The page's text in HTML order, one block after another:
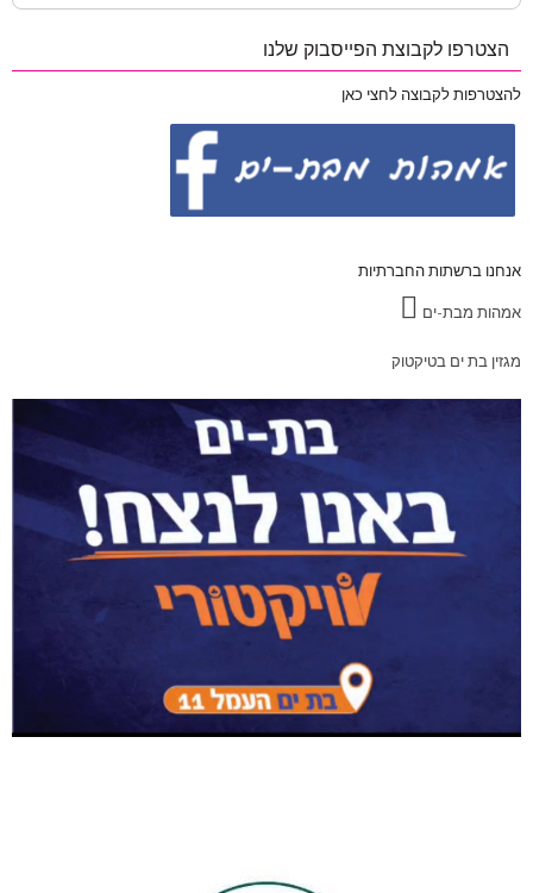
for:
הצטרפו לקבוצת הפייסבוק שלנו
להצטרפות לקבוצה לחצי כאן
אנחנו ברשתות החברתיות
אמהות מבת-ים
מגזין בת ים בטיקטוק